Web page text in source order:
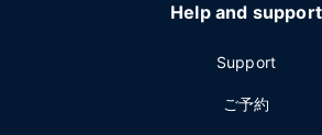
Help and support
Support
ご予約